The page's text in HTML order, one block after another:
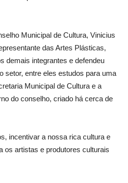
Municipal de Cultura, Vinicius
das Artes Plásticas,
demais integrantes e defendeu
setor, entre eles estudos para uma
Municipal de Cultura e a
do conselho, criado há cerca de
incentivar a nossa rica cultura e
os artistas e produtores culturais